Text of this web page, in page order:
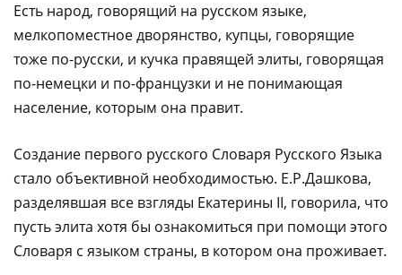
Есть народ, говорящий на русском языке,
мелкопоместное дворянство, купцы, говорящие
тоже по-русски, и кучка правящей элиты, говорящая
по-немецки и по-французки и не понимающая
население, которым она правит.
Создание первого русского Словаря Русского Языка
стало объективной необходимостью. Е.Р.Дашкова,
разделявшая все взгляды Екатерины II, говорила, что
пусть элита хотя бы ознакомиться при помощи этого
Словаря с языком страны, в котором она проживает.